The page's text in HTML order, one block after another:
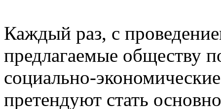
Каждый раз, с
предлагаемые обществу
социально-
претендуют стать